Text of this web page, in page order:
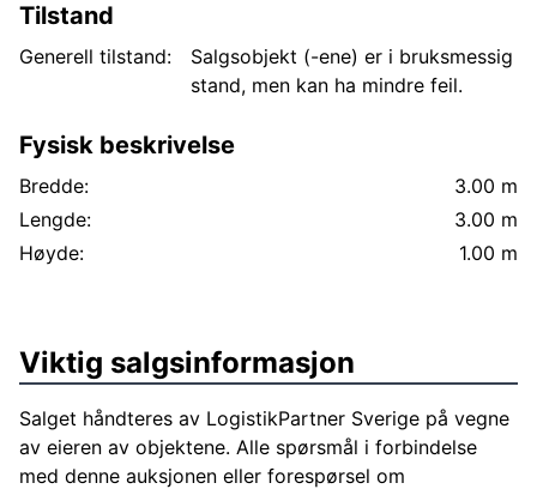
Tilstand
Generell tilstand:
Salgsobjekt (-ene) er i bruksmessig
stand, men kan ha mindre feil.
Fysisk beskrivelse
Bredde:
3.00 m
Lengde:
3.00 m
Høyde:
1.00 m
Viktig salgsinformasjon
Salget håndteres av LogistikPartner Sverige på vegne
av eieren av objektene. Alle spørsmål i forbindelse
med denne auksjonen eller forespørsel om